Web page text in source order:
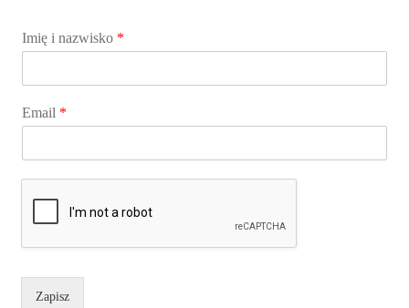
Imię i nazwisko *
Email *
Zapisz